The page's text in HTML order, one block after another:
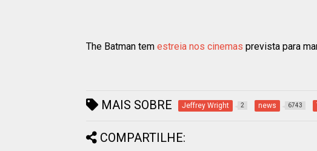
The Batman tem estreia nos cinemas prevista para
MAIS SOBRE Jeffrey Wright 2 news 6743
COMPARTILHE: